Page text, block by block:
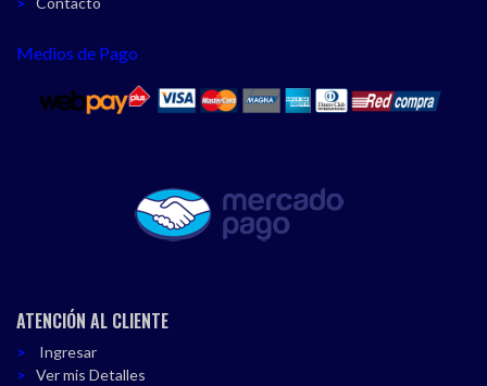
Medios de Pago
ATENCIÓN AL CLIENTE
Ingresar
Ver mis Detalles